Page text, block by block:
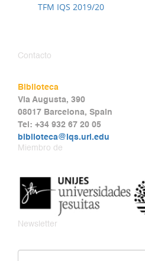
TFM IQS 2019/20
Contacto
Biblioteca
Via Augusta, 390
08017 Barcelona, Spain
Tel: +34 932 67 20 05
biblioteca@iqs.url.edu
Miembro de
Newsletter